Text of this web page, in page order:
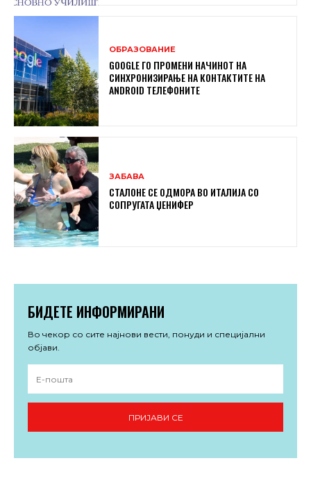
ОБРАЗОВАНИЕ
GOOGLE ГО ПРОМЕНИ НАЧИНОТ НА
СИНХРОНИЗИРАЊЕ НА КОНТАКТИТЕ НА
ANDROID ТЕЛЕФОНИТЕ
ЗАБАВА
СТАЛОНЕ СЕ ОДМОРА ВО ИТАЛИЈА СО
СОПРУГАТА ЏЕНИФЕР
БИДЕТЕ ИНФОРМИРАНИ
Во чекор со сите најнови вести, понуди и специјални
објави.
ПРИЈАВИ СЕ